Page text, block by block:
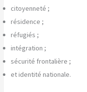
citoyenneté ;
résidence ;
réfugiés ;
intégration ;
sécurité frontalière ;
et identité nationale.